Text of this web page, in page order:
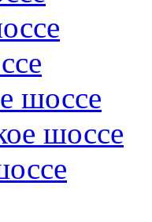
шоссе
шоссе